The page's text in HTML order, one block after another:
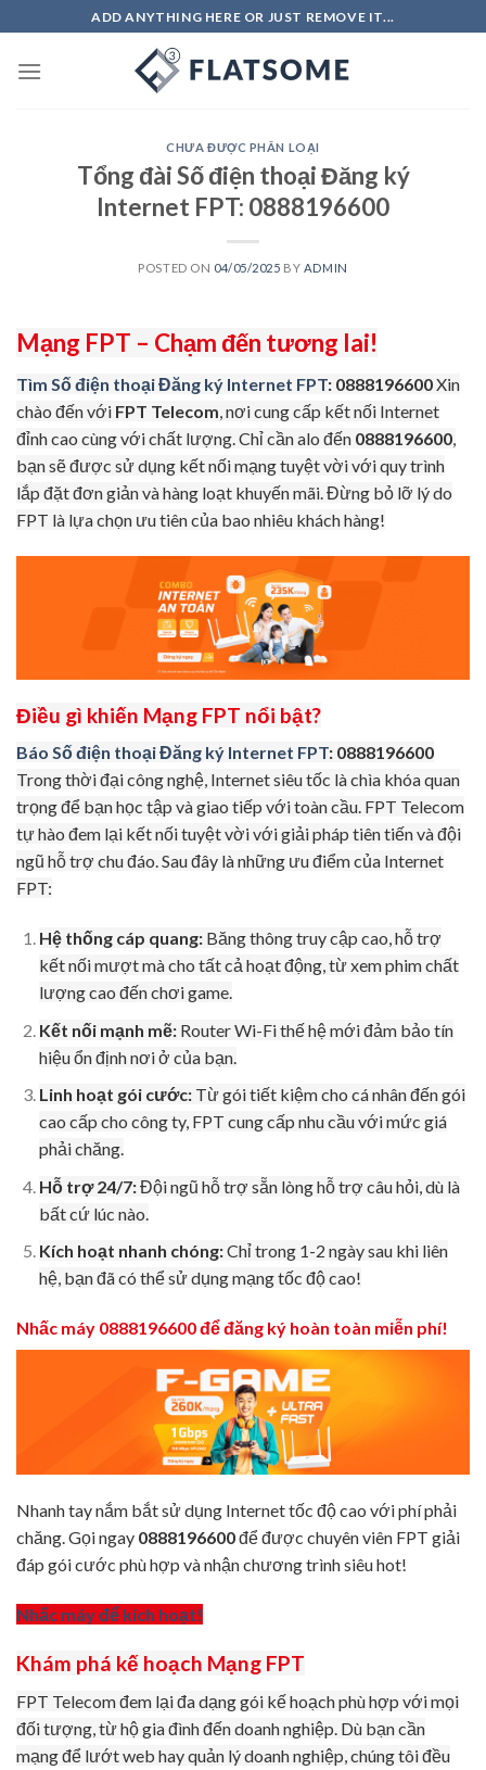
to
content
ADD ANYTHING HERE OR JUST REMOVE IT...
CHƯA ĐƯỢC PHÂN LOẠI
Tổng đài Số điện thoại Đăng ký
Internet FPT: 0888196600
POSTED ON 04/05/2025 BY ADMIN
Mạng FPT – Chạm đến tương lai!
Tìm Số điện thoại Đăng ký Internet FPT: 0888196600Xin
chào đến với FPT Telecom , nơi cung cấp kết nối Internet
đỉnh cao cùng với chất lượng. Chỉ cần alo đến 0888196600
bạn sẽ được sử dụng kết nối mạng tuyệt vời với quy trình
lắp đặt đơn giản và hàng loạt khuyến mãi. Đừng bỏ lỡ lý do
FPT là lựa chọn ưu tiên của bao nhiêu khách hàng!
Điều gì khiến Mạng FPT nổi bật?
Báo Số điện thoại Đăng ký Internet FPT: 0888196600
Trong thời đại công nghệ, Internet siêu tốc là chìa khóa quan
trọng để bạn học tập và giao tiếp với toàn cầu. FPT Telecom
tự hào đem lại kết nối tuyệt vời với giải pháp tiên tiến và đội
ngũ hỗ trợ chu đáo. Sau đây là những ưu điểm của Internet
FPT:
Hệ thống cáp quang:Băng thông truy cập cao, hỗ trợ
kết nối mượt mà cho tất cả hoạt động, từ xem phim chất
lượng cao đến chơi game.
Kết nối mạnh mẽ:Router Wi-Fi thế hệ mới đảm bảo tín
hiệu ổn định nơi ở của bạn.
Linh hoạt gói cước:Từ gói tiết kiệm cho cá nhân đến gói
cao cấp cho công ty, FPT cung cấp nhu cầu với mức giá
phải chăng.
Hỗ trợ 24/7:Đội ngũ hỗ trợ sẵn lòng hỗ trợ câu hỏi, dù là
bất cứ lúc nào.
Kích hoạt nhanh chóng:Chỉ trong 1-2 ngày sau khi liên
hệ, bạn đã có thể sử dụng mạng tốc độ cao!
Nhấc máy 0888196600 để đăng ký hoàn toàn miễn phí!
Nhanh tay nắm bắt sử dụng Internet tốc độ cao với phí phải
chăng. Gọi ngay 0888196600để được chuyên viên FPT giải
đáp gói cước phù hợp và nhận chương trình siêu hot!
Nhấc máy để kích hoạt!
Khám phá kế hoạch Mạng FPT
FPT Telecom đem lại đa dạng gói kế hoạch phù hợp với mọi
đối tượng, từ hộ gia đình đến doanh nghiệp. Dù bạn cần
mạng để lướt web hay quản lý doanh nghiệp, chúng tôi đều